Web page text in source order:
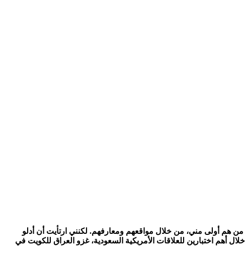
من هم أولى مني، من خلال مواقعهم ومعارفهم. لكنني ارتأيت أن أدلو
اختبارين للعلاقات الأمريكية السعودية، غزو العراق للكويت في